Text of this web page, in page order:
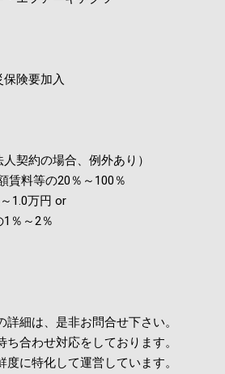
険要加入
約の場合、例外あり）
料等の20％～100％
1.0万円 or
％～2％
細は、是非お問合せ下さい。
合わせ対応をしております。
に特化して運営しています。